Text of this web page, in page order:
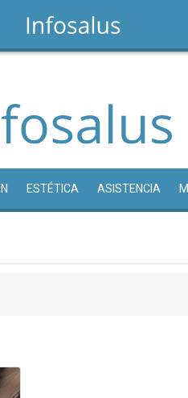
ESTÉTICA ASISTENCIA